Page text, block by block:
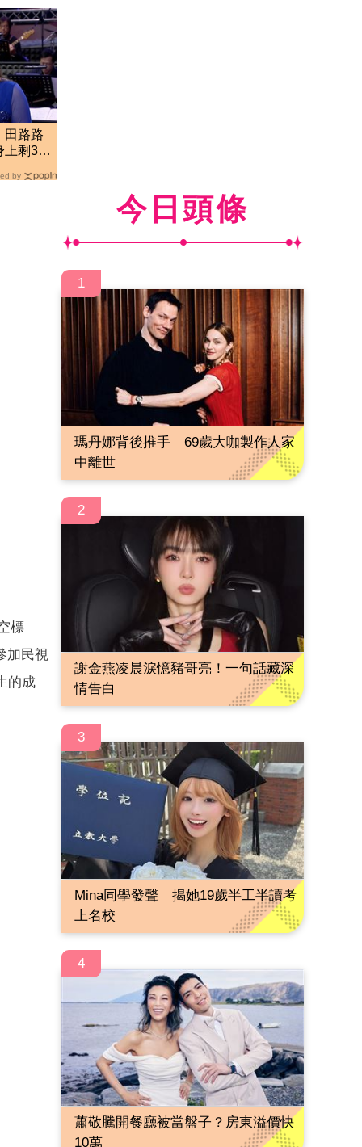
田路路
剩3千
by
標
加民視
的成
今日頭條
1
瑪丹娜背後推手 69歲大咖製作人家
中離世
2
謝金燕凌晨淚憶豬哥亮！一句話藏深
情告白
3
Mina同學發聲 揭她19歲半工半讀考
上名校
4
蕭敬騰開餐廳被當盤子？房東溢價快
10萬